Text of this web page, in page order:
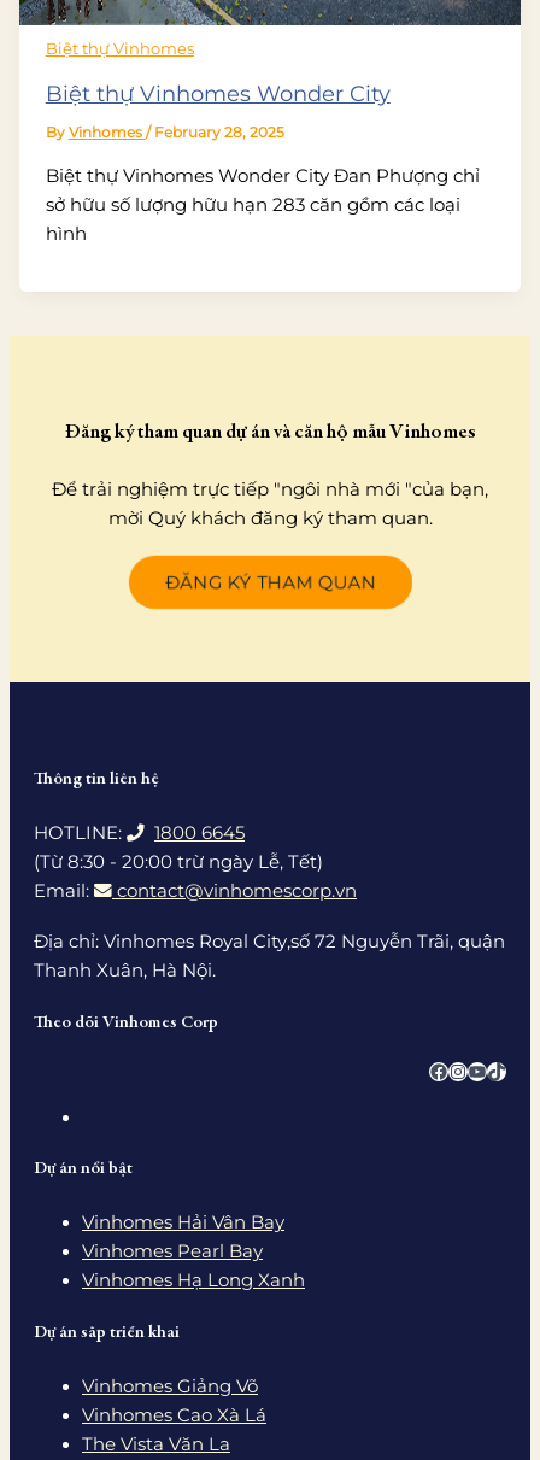
Biệt thự Vinhomes
Biệt thự Vinhomes Wonder City
By Vinhomes / February 28, 2025
Biệt thự Vinhomes Wonder City Đan Phượng chỉ
sở hữu số lượng hữu hạn 283 căn gồm các loại
hình
Đăng ký tham quan dự án và căn hộ mẫu Vinhomes
Để trải nghiệm trực tiếp "ngôi nhà mới "của bạn,
mời Quý khách đăng ký tham quan.
ĐĂNG KÝ THAM QUAN
Thông tin liên hệ
HOTLINE:
1800 6645
(Từ 8:30 - 20:00 trừ ngày Lễ, Tết)
Email:
contact@vinhomescorp.vn
Địa chỉ: Vinhomes Royal City,số 72 Nguyễn Trãi, quận
Thanh Xuân, Hà Nội.
Theo dõi Vinhomes Corp
Facebook
Dự án nổi bật
Vinhomes Hải Vân Bay
Vinhomes Pearl Bay
Vinhomes Hạ Long Xanh
Dự án sắp triển khai
Vinhomes Giảng Võ
Vinhomes Cao Xà Lá
The Vista Văn La